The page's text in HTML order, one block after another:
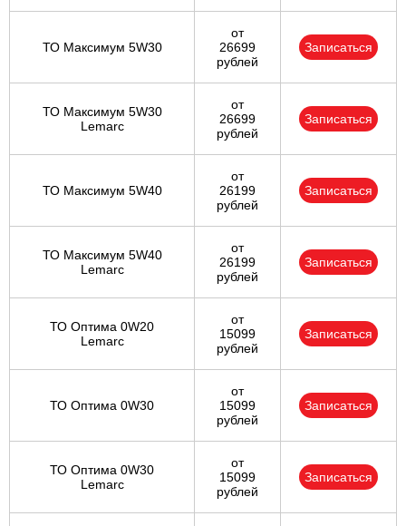
ТО Максимум 5W30
от
26699
рублей
Записаться
ТО Максимум 5W30
Lemarc
от
26699
рублей
Записаться
ТО Максимум 5W40
от
26199
рублей
Записаться
ТО Максимум 5W40
Lemarc
от
26199
рублей
Записаться
ТО Оптима 0W20
Lemarc
от
15099
рублей
Записаться
ТО Оптима 0W30
от
15099
рублей
Записаться
ТО Оптима 0W30
Lemarc
от
15099
рублей
Записаться